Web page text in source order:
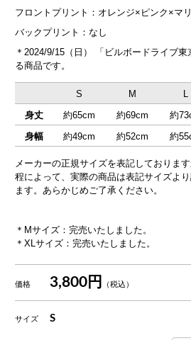
フロントプリント：オレンジ×ピンク×マ
バックプリント：なし
＊ 2024/9/15（日） 「ビルボードライブ
る商品です。
S M L
身丈
約65cm 約69cm 約
身幅
約49cm 約52cm 約
メーカーの正規サイズを表記しておりま
程によって、実際の商品は表記サイズよ
ます。あらかじめご了承ください。
＊Mサイズ：完売いたしました。
＊XLサイズ：完売いたしました。
価格 3,800円 （税込）
サイズ S